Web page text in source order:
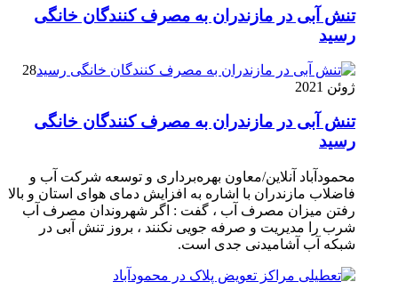
تنش آبی در مازندران به مصرف كنندگان خانگی
رسيد
28
ژوئن 2021
تنش آبی در مازندران به مصرف كنندگان خانگی
رسيد
محمودآباد آنلاین/معاون بهره‌برداری و توسعه شرکت آب و
فاضلاب مازندران با اشاره به افزایش دمای هوای استان و بالا
رفتن میزان مصرف آب ، گفت : اگر شهروندان مصرف آب
شرب را مدیریت و صرفه جویی نکنند ، بروز تنش آبی در
شبکه آب آشامیدنی جدی است.